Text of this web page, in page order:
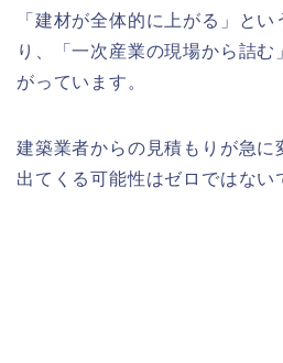
「建材が全体的に上がる」と
り、「一次産業の現場から詰む
がっています。
建築業者からの見積もりが急に
出てくる可能性はゼロではない